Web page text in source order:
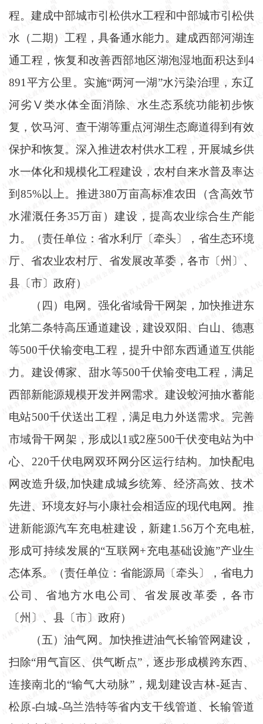
程。建成中部城市引松供水工程和中部城市引松供
水（二期）工程，具备通水能力。建成西部河湖连
通工程，恢复和改善西部地区湖泡湿地面积达到4
891平方公里。实施“两河一湖”水污染治理，东辽
河劣Ⅴ类水体全面消除、水生态系统功能初步恢
复，饮马河、查干湖等重点河湖生态廊道得到有效
保护和恢复。深入推进农村供水工程，开展城乡供
水一体化和规模化工程建设，农村自来水普及率达
到85%以上。推进380万亩高标准农田（含高效节
水灌溉任务35万亩）建设，提高农业综合生产能
力。（责任单位：省水利厅〔牵头〕，省生态环境
厅、省农业农村厅、省发展改革委，各市〔州〕、
县〔市〕政府）
（四）电网。强化省域骨干网架，加快推进东
北第二条特高压通道建设，建设双阳、白山、德惠
等500千伏输变电工程，提升中部东西通道互供能
力。建设傅家、甜水等500千伏输变电工程，满足
西部新能源规模开发并网需求。建设蛟河抽水蓄能
电站500千伏送出工程，满足电力外送需求。完善
市域骨干网架，形成以1或2座500千伏变电站为中
心、220千伏电网双环网分区运行结构。加快配电
网改造升级,加快建成城乡统筹、经济高效、技术
先进、环境友好与小康社会相适应的现代电网。推
进新能源汽车充电桩建设，新建1.56万个充电桩,
形成可持续发展的“互联网+充电基础设施”产业生
态体系。（责任单位：省能源局〔牵头〕，省电力
公司、省地方水电公司、省发展改革委，各市
〔州〕、县〔市〕政府）
（五）油气网。加快推进油气长输管网建设，
扫除“用气盲区、供气断点”，逐步形成横跨东西、
连接南北的“输气大动脉”，规划建设吉林-延吉、
松原-白城-乌兰浩特等省内支干线管道、长输管道